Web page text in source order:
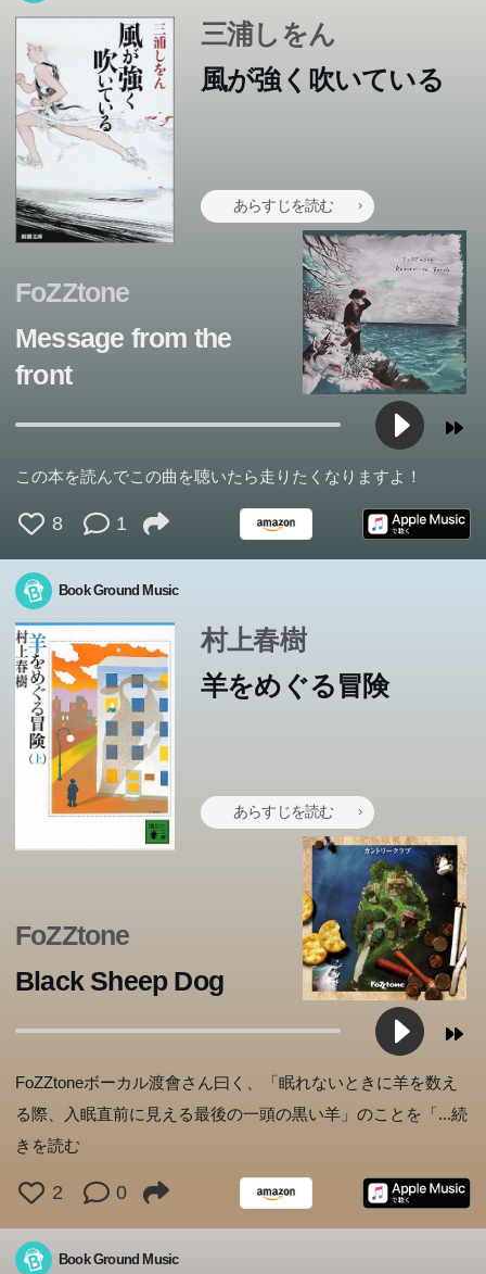
三浦しをん
風が強く吹いている
あらすじを読む
FoZZtone
Message from the
front
この本を読んでこの曲を聴いたら走りたくなりますよ！
8 1
Book Ground Music
村上春樹
羊をめぐる冒険
あらすじを読む
FoZZtone
Black Sheep Dog
FoZZtoneボーカル渡會さん曰く、「眠れないときに羊を数え
る際、入眠直前に見える最後の一頭の黒い羊」のことを「 ...続
きを読む
2 0
Book Ground Music